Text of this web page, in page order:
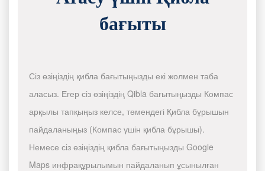
бағыты
Сіз өзіңіздің қибла бағытыңызды екі жолмен таба
аласыз. Егер сіз өзіңіздің Qibla бағытыңызды Компас
арқылы тапқыңыз келсе, төмендегі Қибла бұрышын
пайдаланыңыз (Компас үшін қибла бұрышы).
Немесе сіз өзіңіздің қибла бағытыңызды Google
Maps инфрақұрылымын пайдаланып ұсынылған